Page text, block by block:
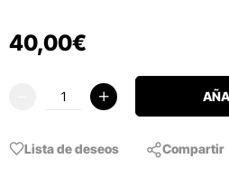
40,00€
Lista de deseos Compartir